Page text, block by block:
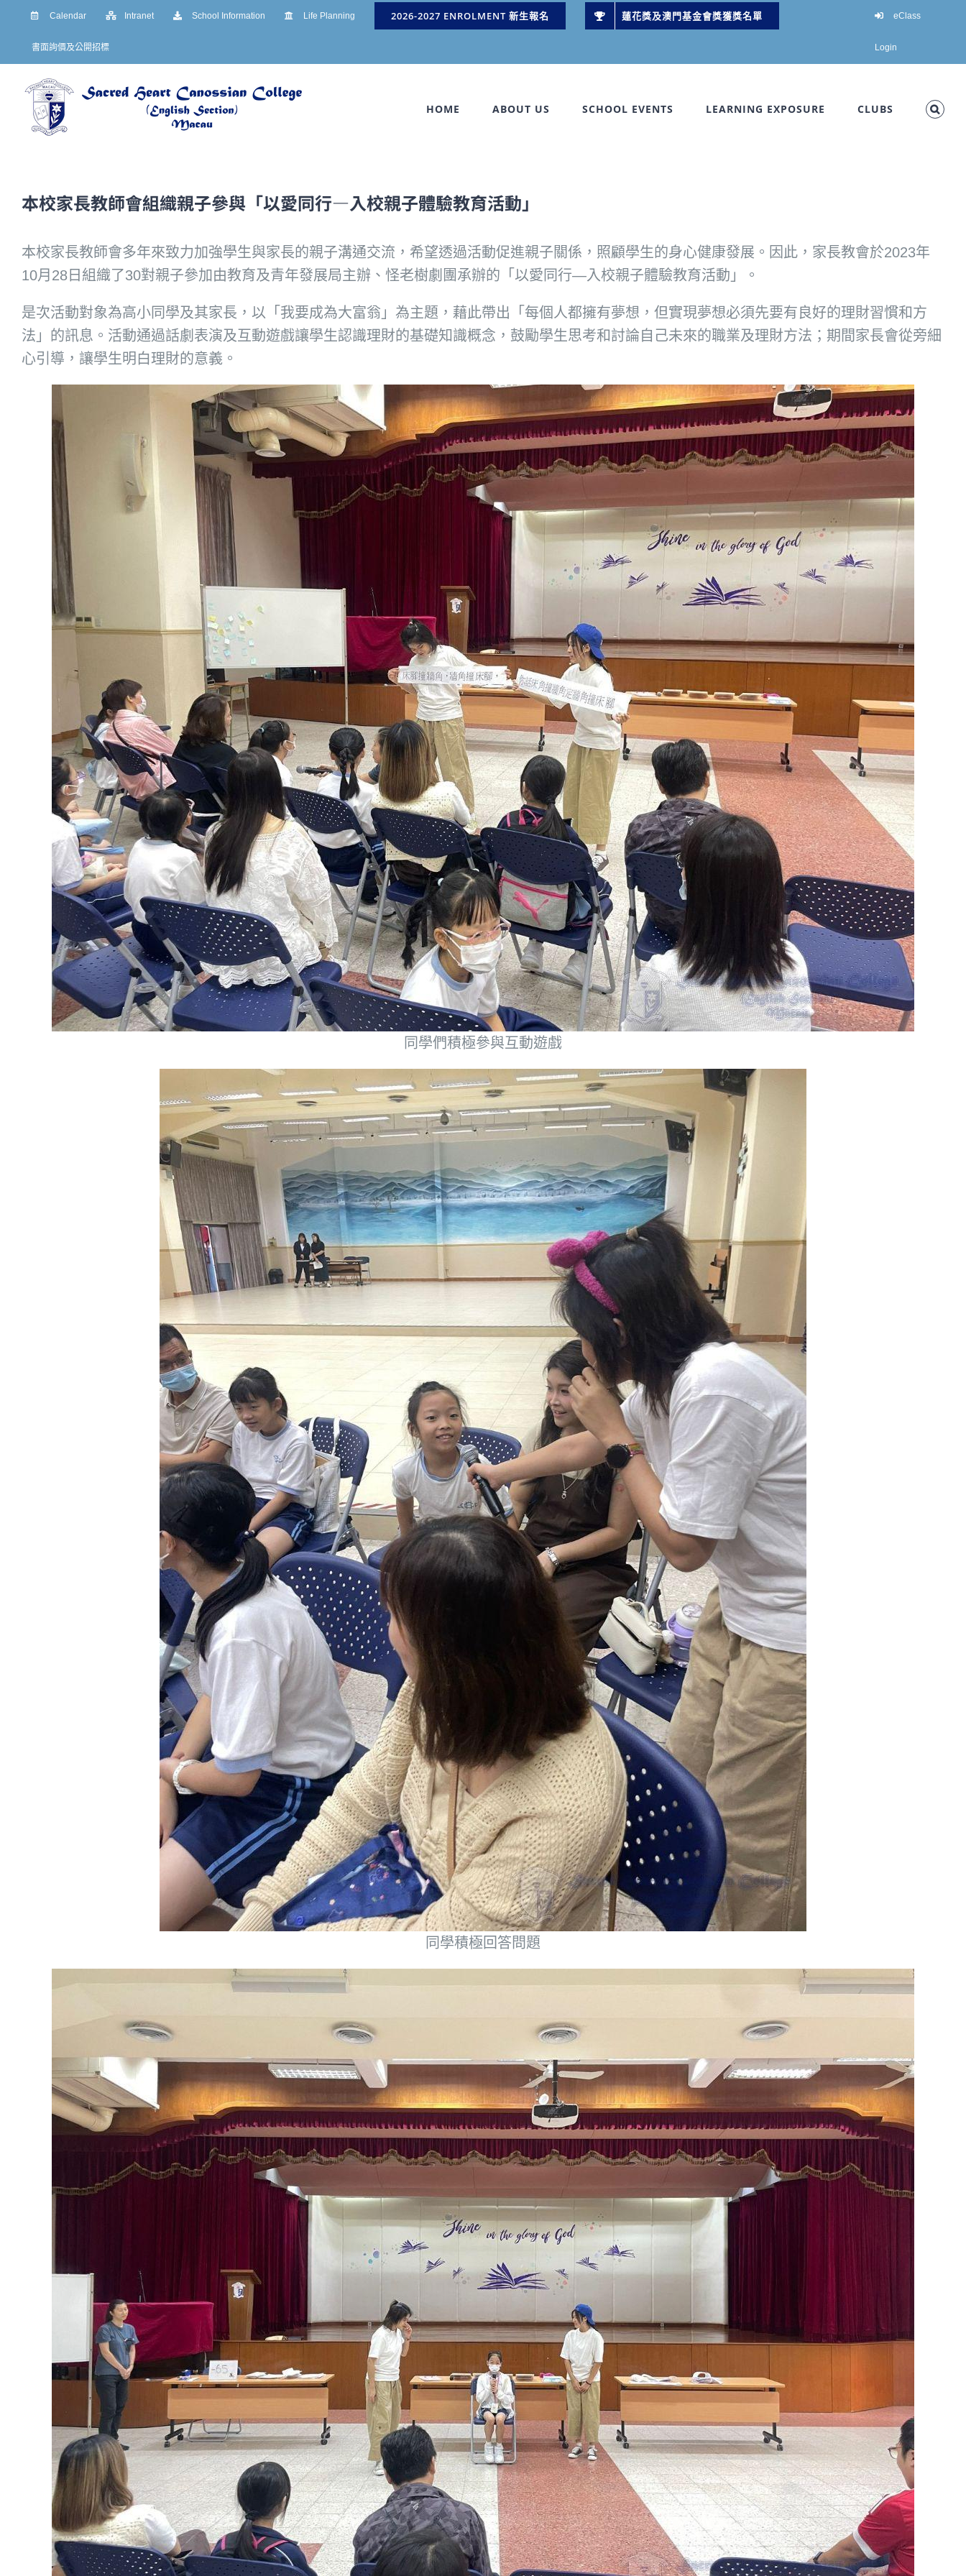
Calendar Intranet School Information Life Planning 2026-2027 ENROLMENT 新生報名 蓮花獎及澳門基金會獎獲獎名單
書面詢價及公開招標
eClass
Login
HOME ABOUT US SCHOOL EVENTS LEARNING EXPOSURE CLUBS
本校家長教師會組織親子參與「以愛同行―入校親子體驗教育活動」
本校家長教師會多年來致力加強學生與家長的親子溝通交流，希望透過活動促進親子關係，照顧學生的身心健康發展。因此，家長教會於2023年
10月28日組織了30對親子參加由教育及青年發展局主辦、怪老樹劇團承辦的「以愛同行―入校親子體驗教育活動」。
是次活動對象為高小同學及其家長，以「我要成為大富翁」為主題，藉此帶出「每個人都擁有夢想，但實現夢想必須先要有良好的理財習慣和方
法」的訊息。活動通過話劇表演及互動遊戲讓學生認識理財的基礎知識概念，鼓勵學生思考和討論自己未來的職業及理財方法；期間家長會從旁細
心引導，讓學生明白理財的意義。
同學們積極參與互動遊戲
同學積極回答問題